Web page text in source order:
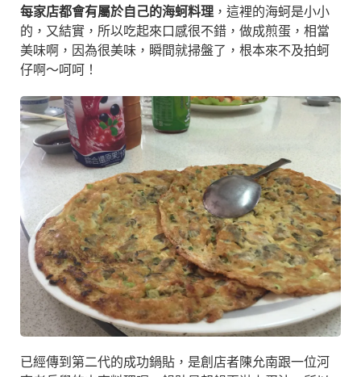
每家店都會有屬於自己的海蚵料理 ，這裡的海蚵是小小
的，又結實，所以吃起來口感很不錯，做成煎蛋，相當
美味啊，因為很美味，瞬間就掃盤了，根本來不及拍蚵
仔啊～呵呵！
已經傳到第二代的成功鍋貼，是創店者陳允南跟一位河